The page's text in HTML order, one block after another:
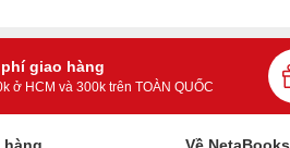
giao hàng
ở HCM và 300k trên TOÀN QUỐC